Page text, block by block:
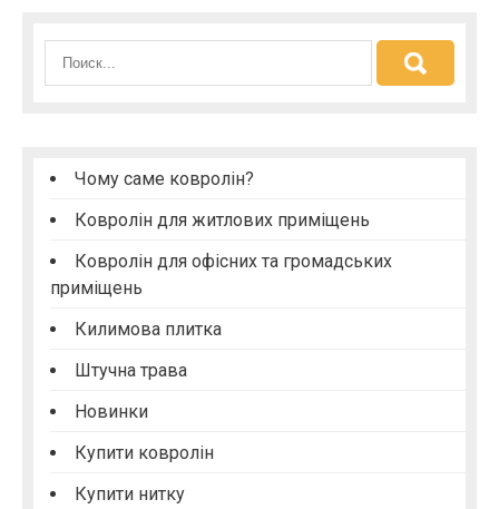
Чому саме ковролін?
Ковролін для житлових приміщень
Ковролін для офісних та громадських
приміщень
Килимова плитка
Штучна трава
Новинки
Купити ковролін
Купити нитку